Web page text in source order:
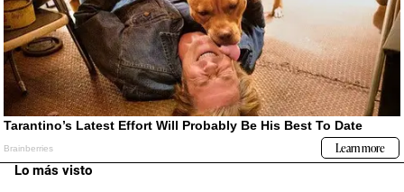
Lo más visto